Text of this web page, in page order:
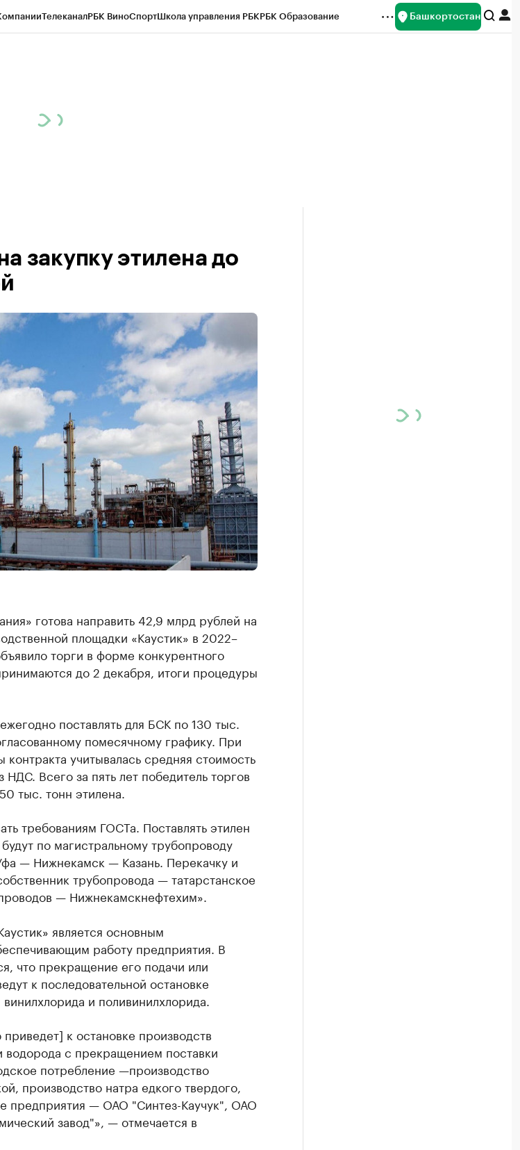
ТелеканалРБК ВиноСпортШкола управления РБКРБК Образование Башкортостан
закупку этилена до
готова направить 42,9 млрд рублей на
площадки «Каустик» в 2022–
торги в форме конкурентного
до 2 декабря, итоги процедуры
поставлять для БСК по 130 тыс.
помесячному графику. При
учитывалась средняя стоимость
Всего за пять лет победитель торгов
тыс. тонн этилена.
требованиям ГОСТа. Поставлять этилен
по магистральному трубопроводу
— Нижнекамск — Казань. Перекачку и
трубопровода — татарстанское
— Нижнекамскнефтехим».
является основным
работу предприятия. В
что прекращение его подачи или
к последовательной остановке
и поливинилхлорида.
к остановке производств
водорода с прекращением поставки
потребление —производство
производство натра едкого твердого,
предприятия — ОАО "Синтез-Каучук", ОАО
завод"», — отмечается в